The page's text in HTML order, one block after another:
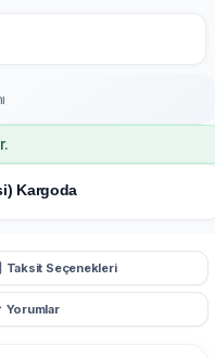
Kargoda
Taksit Seçenekleri
Yorumlar